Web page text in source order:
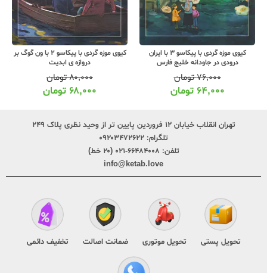
کیوی موزه گردی با پیکاسو 3 با ایران
درودی در جاودانه خلیج فارس
۷۶,۰۰۰تومان
۶۴,۰۰۰ تومان
کیوی موزه گردی با پیکاسو 2 با ون گوگ بر
دروازه ی ابدیت
۸۰,۰۰۰تومان
۶۸,۰۰۰ تومان
تهران انقلاب خیابان ۱۲ فروردین پایین تر از وحید نظری پلاک ۲۴۹
تلگرام: ۰۹۲۰۳۴۷۲۶۲۲
تلفن: ۶۶۴۸۴۰۰۸-۰۲۱ (۲۰ خط)
info@ketab.love
تحویل پستی تحویل موتوری ضمانت اصالت تخفیف دائمی